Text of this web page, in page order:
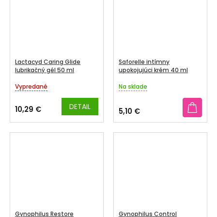
Lactacyd Caring Glide
lubrikačný gél 50 ml
Priemerné
produktu
4,8
z
Vypredané
10,29 € DETAIL
Saforelle intímny
upokojujúci krém 40 ml
Priemerné
produktu
je
2,9
z
Na sklade
5,10 €
Gynophilus Restore Gynophilus Control